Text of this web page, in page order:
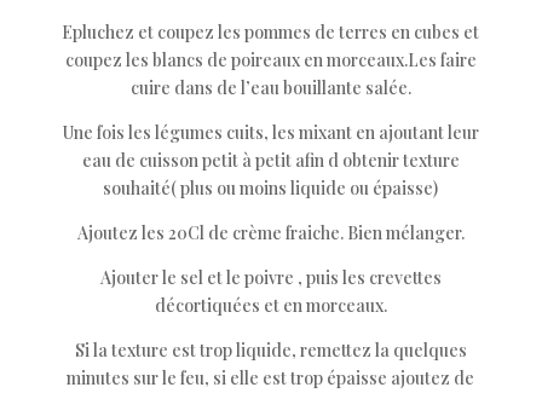
Epluchez et coupez les pommes de terres en cubes et
coupez les blancs de poireaux en morceaux.Les faire
cuire dans de l’eau bouillante salée.
Une fois les légumes cuits, les mixant en ajoutant leur
eau de cuisson petit à petit afin d obtenir texture
souhaité( plus ou moins liquide ou épaisse)
Ajoutez les 20Cl de crème fraiche. Bien mélanger.
Ajouter le sel et le poivre , puis les crevettes
décortiquées et en morceaux.
Si la texture est trop liquide, remettez la quelques
minutes sur le feu, si elle est trop épaisse ajoutez de